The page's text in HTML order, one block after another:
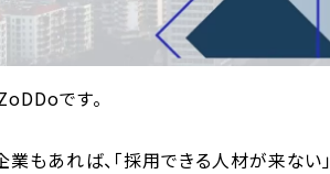
です。
業もあれば、「採用できる人材が来ない」